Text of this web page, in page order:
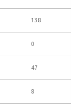
138
0
47
8